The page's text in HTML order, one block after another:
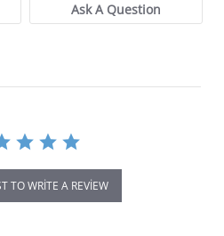
Ask A Question
TO WRITE A REVIEW